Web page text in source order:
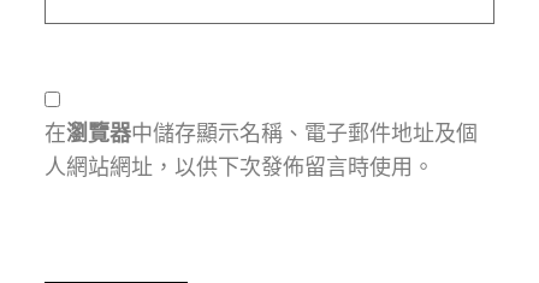
在瀏覽器中儲存顯示名稱、電子郵件地址及個
人網站網址，以供下次發佈留言時使用。